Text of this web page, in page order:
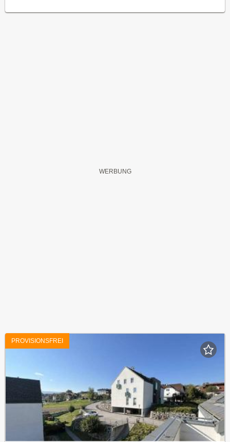
PROVISIONSFREI